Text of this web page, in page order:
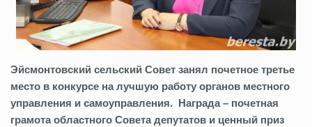
Эйсмонтовский сельский Совет занял почетное третье
место в конкурсе на лучшую работу органов местного
управления и самоуправления. Награда – почетная
грамота областного Совета депутатов и ценный приз